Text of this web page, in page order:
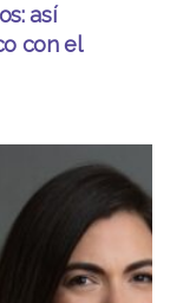
así
con el